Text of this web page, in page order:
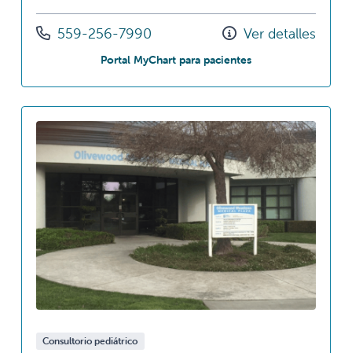
Llámenos al
559-256-7990 Ver detalles
Portal MyChart para pacientesen Sky Park
Consultorio pediátrico